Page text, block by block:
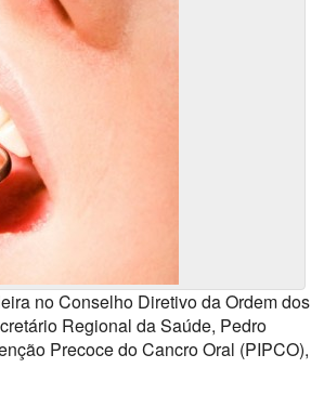
no Conselho Diretivo da Ordem dos
Regional da Saúde, Pedro
Precoce do Cancro Oral (PIPCO),